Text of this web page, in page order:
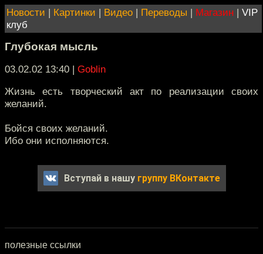
Новости | Картинки | Видео | Переводы | Магазин | VIP
клуб
Глубокая мысль
03.02.02 13:40 | Goblin
Жизнь есть творческий акт по реализации своих
желаний.
Бойся своих желаний.
Ибо они исполняются.
Вступай в нашу группу ВКонтакте
полезные ссылки